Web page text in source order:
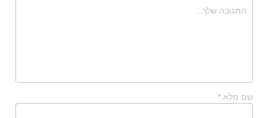
שם מלא *